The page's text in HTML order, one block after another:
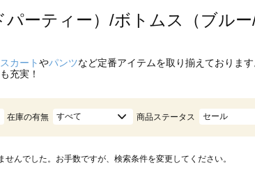
ーティー）/ボトムス（ブルー/
スカートやパンツなど定番アイテムを取り揃えておりま
充実！
在庫の有無 すべて 商品ステータス セール
んでした。お手数ですが、検索条件を変更してください。